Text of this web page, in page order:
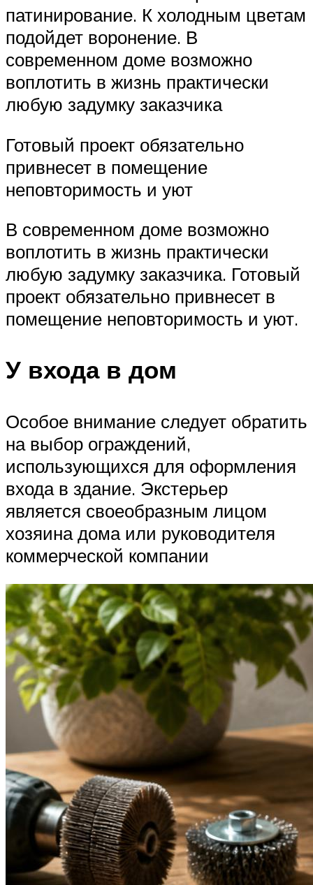
патинирование. К холодным цветам
подойдет воронение. В
современном доме возможно
воплотить в жизнь практически
любую задумку заказчика
Готовый проект обязательно
привнесет в помещение
неповторимость и уют
В современном доме возможно
воплотить в жизнь практически
любую задумку заказчика. Готовый
проект обязательно привнесет в
помещение неповторимость и уют.
У входа в дом
Особое внимание следует обратить
на выбор ограждений,
использующихся для оформления
входа в здание. Экстерьер
является своеобразным лицом
хозяина дома или руководителя
коммерческой компании